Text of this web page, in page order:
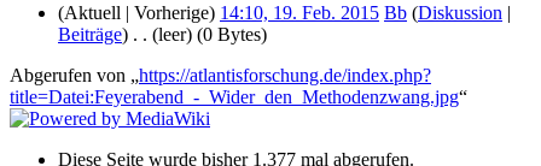
(Aktuell | Vorherige) 14:10, 19. Feb. 2015 Bb (Diskussion |
Beiträge) . . (leer) (0 Bytes)
Abgerufen von „https://atlantisforschung.de/index.php?
title=Datei:Feyerabend_-_Wider_den_Methodenzwang.jpg“
Diese Seite wurde bisher 1.377 mal abgerufen.